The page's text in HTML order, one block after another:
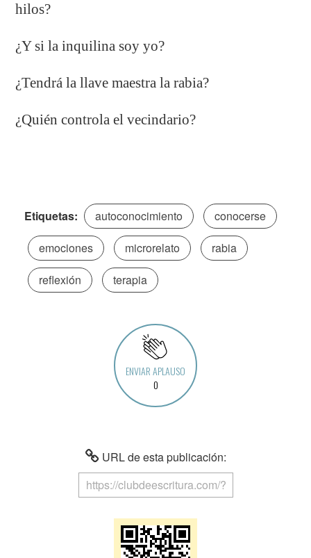
hilos?
¿Y si la inquilina soy yo?
¿Tendrá la llave maestra la rabia?
¿Quién controla el vecindario?
Etiquetas: autoconocimiento
conocerse
emociones
microrelato
rabia
reflexión
terapia
ENVIAR APLAUSO
0
URL de esta publicación: